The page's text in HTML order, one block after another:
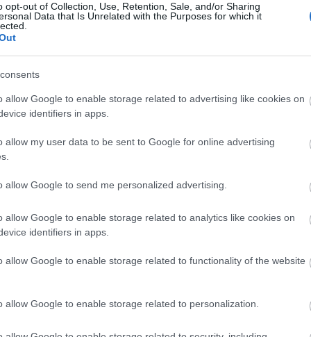
opt-out of Collection, Use, Retention, Sale, and/or Sharing
Data that Is Unrelated with the Purposes for which it
allow Google to enable storage related to advertising like cookies on
identifiers in apps.
allow my user data to be sent to Google for online advertising
allow Google to send me personalized advertising.
allow Google to enable storage related to analytics like cookies on
identifiers in apps.
allow Google to enable storage related to functionality of the website
allow Google to enable storage related to personalization.
SZÍNHÁZ ÉNEKKARA
CSONTOS MARIKA
KOVÁCS KORNÉLIA
GYÜDI SÁNDOR
MARIANN, PÁL ANIKÓ
KONTZ GÁBOR
PÓPITY TÍMEA
DEME GÁBOR
GERGELY
RENDEZŐ: